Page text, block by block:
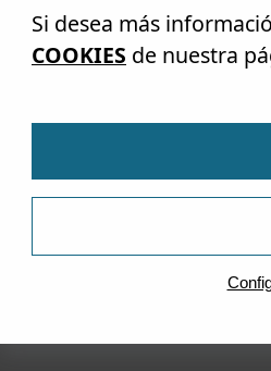
Si desea más
COOKIES de nuestra